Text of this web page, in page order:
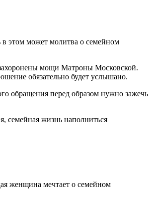
в этом может молитва о семейном
мощи Матроны Московской.
обязательно будет услышано.
обращения перед образом нужно зажечь
семейная жизнь наполниться
женщина мечтает о семейном